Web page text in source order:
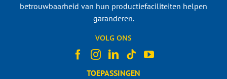
betrouwbaarheid van hun productiefaciliteiten helpen
garanderen.
VOLG ONS
TOEPASSINGEN